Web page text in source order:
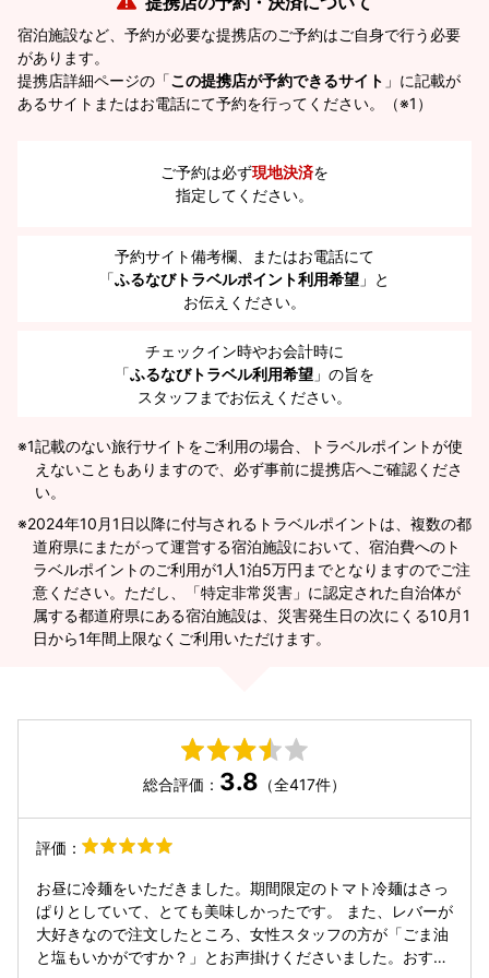
宿泊施設など、予約が必要な提携店のご予約はご自身で行う必要
があります。
提携店詳細ページの「この提携店が予約できるサイト 」に記載が
あるサイトまたはお電話にて予約を行ってください。（※1）
ご予約は必ず現地決済を
指定してください。
予約サイト備考欄、またはお電話にて
「ふるなびトラベルポイント利用希望 」と
お伝えください。
チェックイン時やお会計時に
「ふるなびトラベル利用希望 」の旨を
スタッフまでお伝えください。
※1記載のない旅行サイトをご利用の場合、トラベルポイントが使
えないこともありますので、必ず事前に提携店へご確認くださ
い。
2024年10月1日以降に付与されるトラベルポイントは、複数の都
道府県にまたがって運営する宿泊施設において、宿泊費へのト
ラベルポイントのご利用が1人1泊5万円までとなりますのでご注
意ください。ただし、「特定非常災害」に認定された自治体が
属する都道府県にある宿泊施設は、災害発生日の次にくる10月1
日から1年間上限なくご利用いただけます。
総合評価： 3.8 （全417件）
評価：
お昼に冷麺をいただきました。期間限定のトマト冷麺はさっ
ぱりとしていて、とても美味しかったです。 また、レバーが
大好きなので注文したところ、女性スタッフの方が「ごま油
と塩もいかがですか？」とお声掛けくださいました。おすす